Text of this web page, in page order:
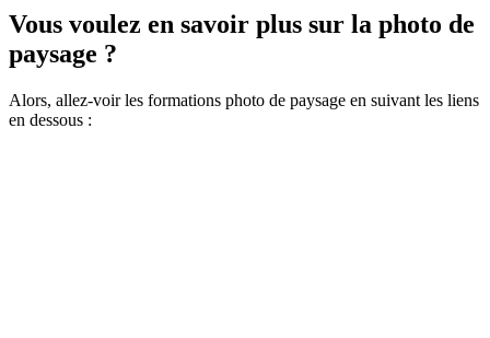
Vous voulez en savoir plus sur la photo de
paysage ?
Alors, allez-voir les formations photo de paysage en suivant les liens
en dessous :